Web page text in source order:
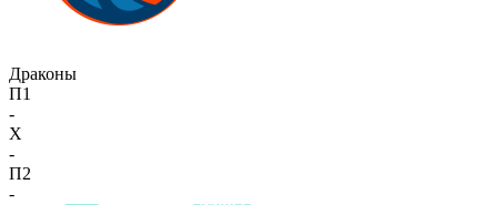
Драконы
П1
-
X
-
П2
-